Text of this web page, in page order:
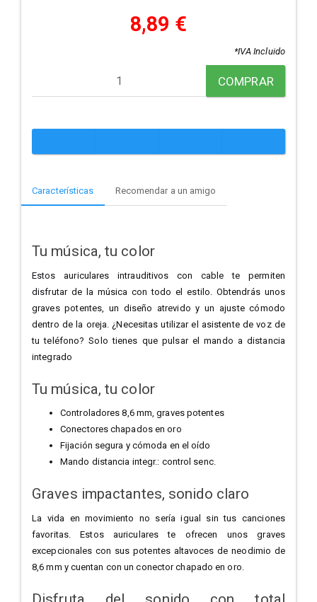
8,89 €
*IVA Incluido
COMPRAR
Características Recomendar a un amigo
Tu música, tu color
Estos auriculares intrauditivos con cable te permiten
disfrutar de la música con todo el estilo. Obtendrás unos
graves potentes, un diseño atrevido y un ajuste cómodo
dentro de la oreja. ¿Necesitas utilizar el asistente de voz de
tu teléfono? Solo tienes que pulsar el mando a distancia
integrado
Tu música, tu color
Controladores 8,6 mm, graves potentes
Conectores chapados en oro
Fijación segura y cómoda en el oído
Mando distancia integr.: control senc.
Graves impactantes, sonido claro
La vida en movimiento no sería igual sin tus canciones
favoritas. Estos auriculares te ofrecen unos graves
excepcionales con sus potentes altavoces de neodimio de
8,6 mm y cuentan con un conector chapado en oro.